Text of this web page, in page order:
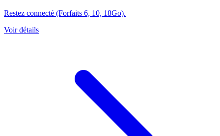
Restez connecté (Forfaits 6, 10, 18Go).
Voir détails